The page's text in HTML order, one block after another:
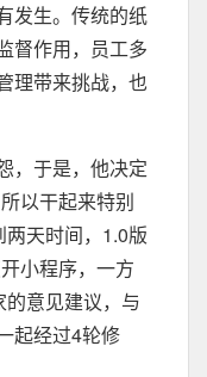
发生。传统的纸
督作用，员工多
理带来挑战，也
，于是，他决定
以干起来特别
两天时间，1.0版
小程序，一方
的意见建议，与
起经过4轮修